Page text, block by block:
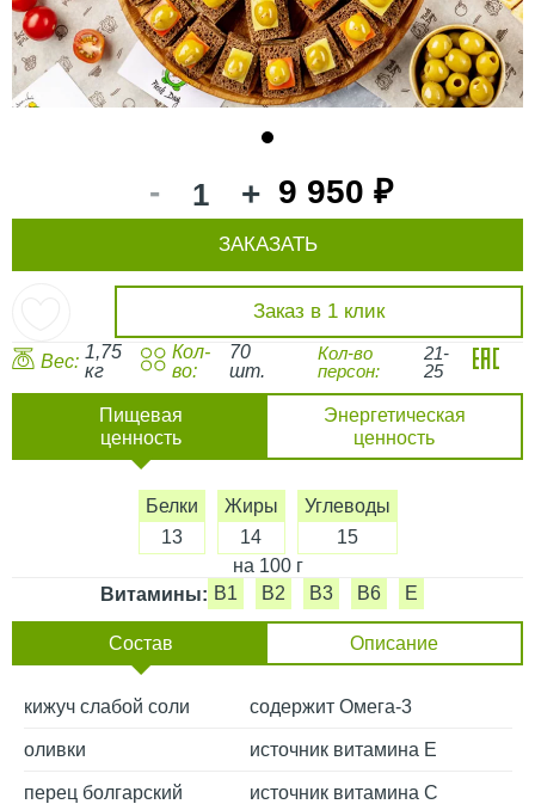
- + 9 950 ₽
Заказ в 1 клик
ЗАКАЗАТЬ
Вес: 1,75
кг
Кол-
во:
70
шт.
Кол-во
персон:
21-
25
Пищевая
ценность
Энергетическая
ценность
Белки
13
Жиры
14
Углеводы
15
на 100 г
Витамины: B1 B2 B3 B6 E
Состав Описание
кижуч слабой соли содержит Омега-3
оливки источник витамина Е
перец болгарский источник витамина С